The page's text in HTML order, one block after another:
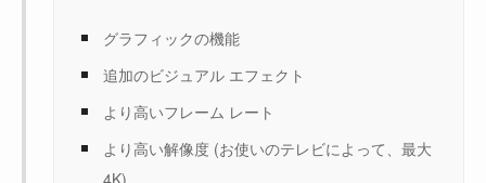
グラフィックの機能
追加のビジュアル エフェクト
より高いフレーム レート
より高い解像度 (お使いのテレビによって、最大